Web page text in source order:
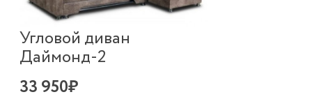
Угловой диван
Даймонд-2
33 950₽